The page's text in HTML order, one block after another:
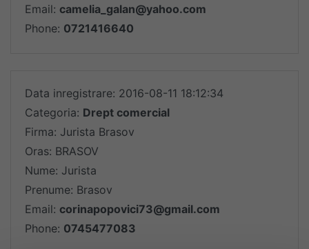
Email: camelia_galan@yahoo.com
Phone: 0721416640
Data inregistrare: 2016-08-11 18:12:34
Categoria: Drept comercial
Firma: Jurista Brasov
Oras: BRASOV
Nume: Jurista
Prenume: Brasov
Email: corinapopovici73@gmail.com
Phone: 0745477083